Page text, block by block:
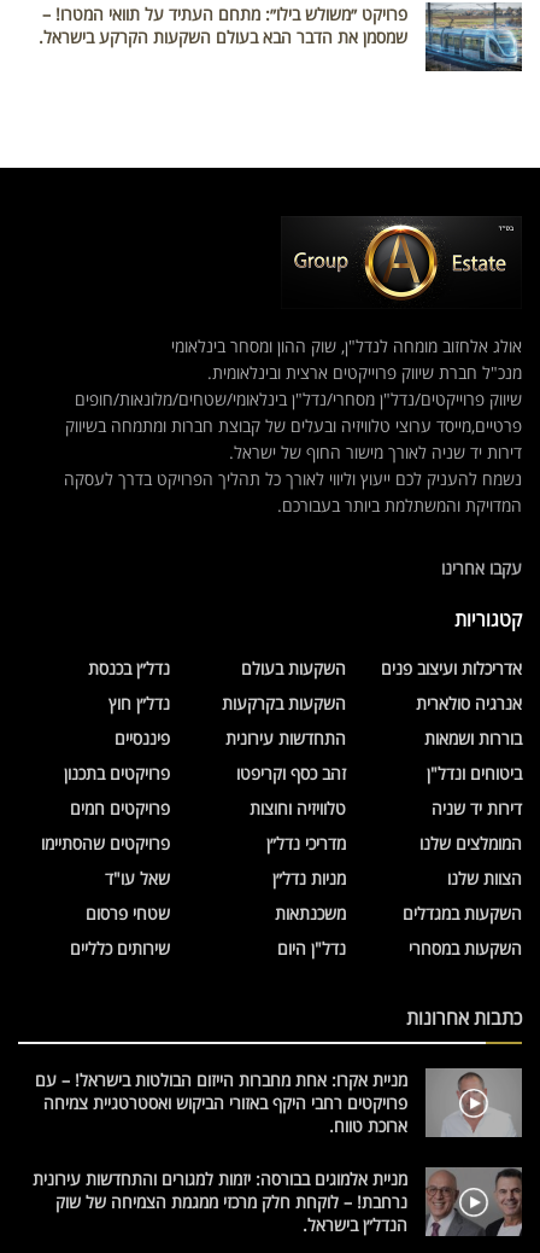
פרויקט ״משולש בילו״: מתחם העתיד על תוואי המטרו! –
שמסמן את הדבר הבא בעולם השקעות הקרקע בישראל.
אולג אלחזוב מומחה לנדל"ן, שוק ההון ומסחר בינלאומי
מנכ"ל חברת שיווק פרוייקטים ארצית ובינלאומית.
שיווק פרוייקטים/נדל"ן מסחרי/נדל"ן בינלאומי/שטחים/מלונאות/חופים
פרטיים,מייסד ערוצי טלוויזיה ובעלים של קבוצת חברות ומתמחה בשיווק
דירות יד שניה לאורך מישור החוף של ישראל.
נשמח להעניק לכם ייעוץ וליווי לאורך כל תהליך הפרויקט בדרך לעסקה
המדויקת והמשתלמת ביותר בעבורכם.
עקבו אחרינו
קטגוריות
אדריכלות ועיצוב פנים
אנרגיה סולארית
בוררות ושמאות
ביטוחים ונדל"ן
דירות יד שניה
המומלצים שלנו
הצוות שלנו
השקעות במגדלים
השקעות במסחרי
השקעות בעולם
השקעות בקרקעות
התחדשות עירונית
זהב כסף וקריפטו
טלוויזיה וחוצות
מדריכי נדל״ן
מניות נדל״ן
משכנתאות
נדל"ן היום
נדל״ן בכנסת
נדל״ן חוץ
פיננסיים
פרויקטים בתכנון
פרויקטים חמים
פרויקטים שהסתיימו
שאל עו"ד
שטחי פרסום
שירותים כלליים
כתבות אחרונות
מניית אקרו: אחת מחברות הייזום הבולטות בישראל! – עם
פרויקטים רחבי היקף באזורי הביקוש ואסטרטגיית צמיחה
ארוכת טווח.
מניית אלמוגים בבורסה: יזמות למגורים והתחדשות עירונית
נרחבת! – לוקחת חלק מרכזי ממגמת הצמיחה של שוק
הנדל״ן בישראל.